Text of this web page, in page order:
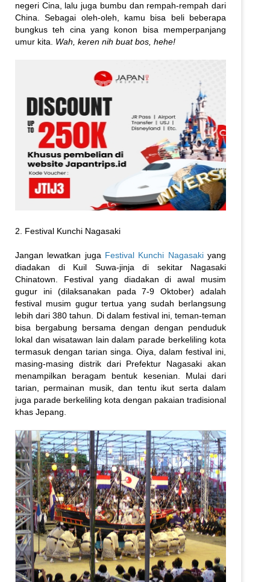
negeri Cina, lalu juga bumbu dan rempah-rempah dari
China. Sebagai oleh-oleh, kamu bisa beli beberapa
bungkus teh cina yang konon bisa memperpanjang
umur kita. Wah, keren nih buat bos, hehe!
2. Festival Kunchi Nagasaki
Jangan lewatkan juga Festival Kunchi Nagasakiyang
diadakan di Kuil Suwa-jinja di sekitar Nagasaki
Chinatown. Festival yang diadakan di awal musim
gugur ini (dilaksanakan pada 7-9 Oktober) adalah
festival musim gugur tertua yang sudah berlangsung
lebih dari 380 tahun. Di dalam festival ini, teman-teman
bisa bergabung bersama dengan dengan penduduk
lokal dan wisatawan lain dalam parade berkeliling kota
termasuk dengan tarian singa. Oiya, dalam festival ini,
masing-masing distrik dari Prefektur Nagasaki akan
menampilkan beragam bentuk kesenian. Mulai dari
tarian, permainan musik, dan tentu ikut serta dalam
juga parade berkeliling kota dengan pakaian tradisional
khas Jepang.